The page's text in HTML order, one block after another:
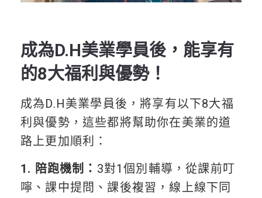
成為D.H美業學員後，能享有
的8大福利與優勢！
成為D.H美業學員後，將享有以下8大福
利與優勢，這些都將幫助你在美業的道
路上更加順利：
1. 陪跑機制： 3對1個別輔導，從課前叮
嚀、課中提問、課後複習，線上線下同